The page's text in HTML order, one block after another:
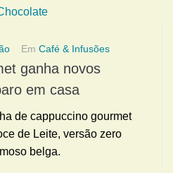
Em Café & Infusões
ganha novos
em casa
de cappuccino gourmet
de Leite, versão zero
belga.